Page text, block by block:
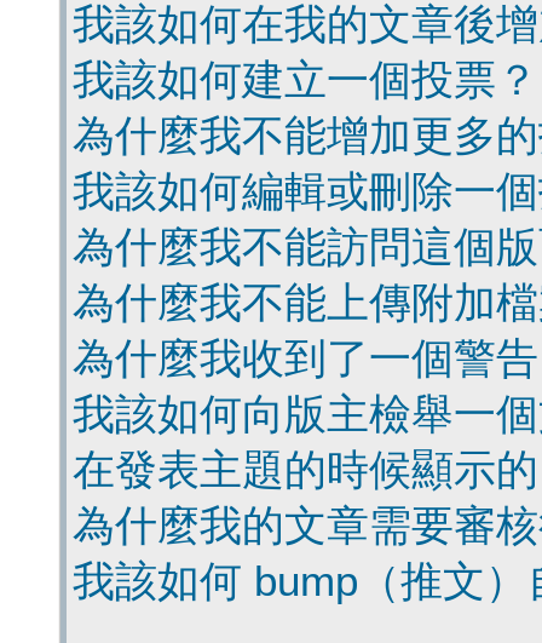
我該如何在我的文章後
我該如何建立一個投票？
為什麼我不能增加更多
我該如何編輯或刪除一
為什麼我不能訪問這個
為什麼我不能上傳附加
為什麼我收到了一個警
我該如何向版主檢舉一
在發表主題的時候顯示
為什麼我的文章需要審
我該如何 bump（推文